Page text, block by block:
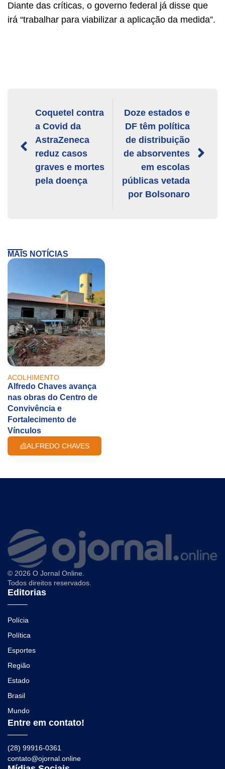
Diante das críticas, o governo federal já disse que
irá “trabalhar para viabilizar a aplicação da medida”.
Coquetel contra
a Covid da
AstraZeneca
reduz casos
graves e mortes
pela doença
Doze estados e
DF têm política
de distribuição
de absorventes
em escolas
públicas vetada
por Bolsonaro
MAIS NOTÍCIAS
ACOLHIMENTO
Alfredo Chaves avança
nas obras do Centro de
Convivência e
Fortalecimento de
Vínculos
ALFREDO CHAVES
© 2026 O Jornal Online.
Todos direitos reservados.
Editorias
Polícia
Política
Esportes
Região
Estado
Brasil
Mundo
Entre em contato!
(28) 99916-0361
contato@ojornal.online